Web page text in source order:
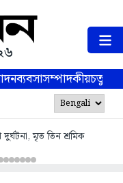
ব্যবসাসম্পাদকীয়
মৃত তিন শ্রমিক